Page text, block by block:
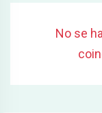
No se